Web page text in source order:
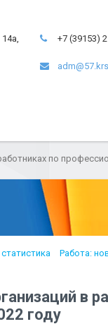
+7 (39153)
по
Работа:
в
году